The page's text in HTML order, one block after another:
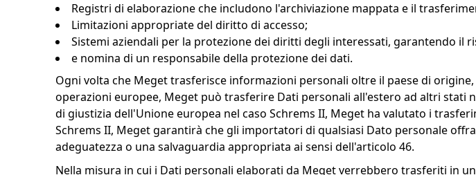
Registri di elaborazione che includono l'archiviazione mappata e il
Limitazioni appropriate del diritto di accesso;
Sistemi aziendali per la protezione dei diritti degli interessati, garantendo
e nomina di un responsabile della protezione dei dati.
Ogni volta che Meget trasferisce informazioni personali oltre il paese di
operazioni europee, Meget può trasferire Dati personali all'estero ad altri stati
di giustizia dell'Unione europea nel caso Schrems II, Meget ha valutato i
Schrems II, Meget garantirà che gli importatori di qualsiasi Dato personale
adeguatezza o una salvaguardia appropriata ai sensi dell'articolo 46.
Nella misura in cui i Dati personali elaborati da Meget verrebbero trasferiti in